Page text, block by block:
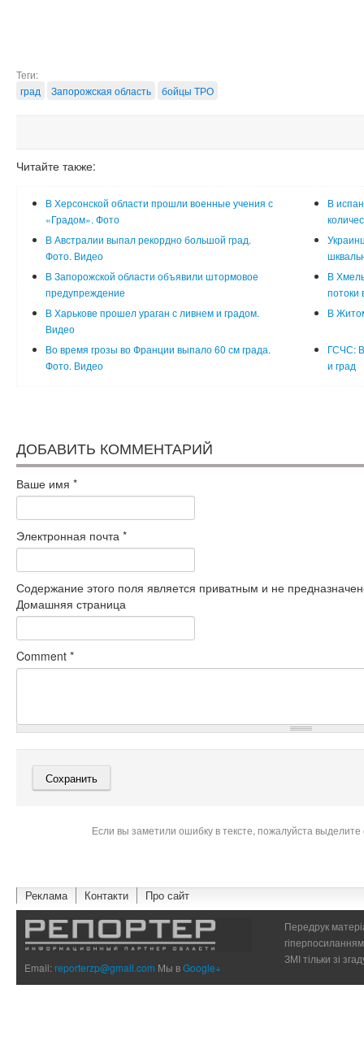
Теги:
град
Запорожская область бойцы ТРО
Читайте также:
В Херсонской области прошли военные учения с
«Градом». Фото
В
В Австралии выпал рекордно большой град.
Фото. Видео
В Запорожской области объявили штормовое
предупреждение
В
потоки
В Харькове прошел ураган с ливнем и градом.
Видео
В
Во время грозы во Франции выпало 60 см града.
Фото. Видео
ГСЧС:
и град
ДОБАВИТЬ КОММЕНТАРИЙ
Ваше имя *
Электронная почта *
Содержание этого поля является приватным и не
Домашняя страница
Comment *
Если вы заметили ошибку в тексте, пожалуйста
Реклама Контакти Про сайт
Email:reporterzp@gmail.com Мы вGoogle+
Передрук
ЗМІ тільки зі